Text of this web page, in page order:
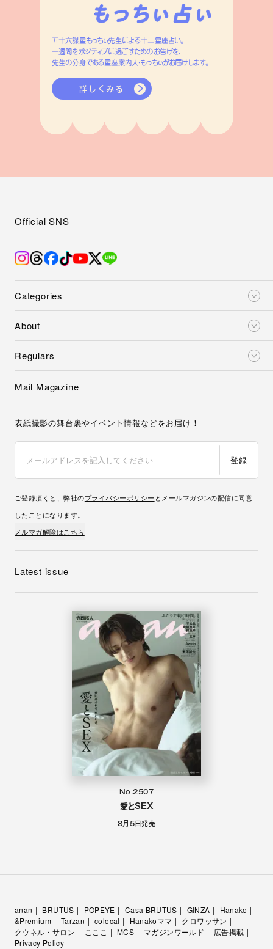
五十六謀星もっちぃ先生による十二星座占い。
一週間をポジティブに過ごすためのお告げを、
先生の分身である星座案内人・もっちぃがお届けします。
詳しくみる
Categories
About
Regulars
Official SNS
Mail Magazine
表紙撮影の舞台裏やイベント情報などをお届け！
登録
ご登録頂くと、弊社のプライバシーポリシー とメールマガジンの配信に同意
したことになります。
メルマガ解除はこちら
Latest issue
No.2507
愛とSEX
8月5日発売
anan BRUTUS POPEYE Casa BRUTUS GINZA
Hanako
&Premium
Tarzan colocal Hanakoママ
クロワッサン
クウネル・サロン
こここ MCS マガジンワールド
広告掲載
Privacy Policy